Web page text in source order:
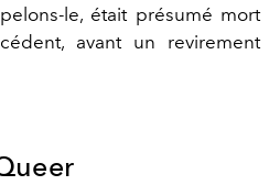
le, était présumé mort
avant un revirement